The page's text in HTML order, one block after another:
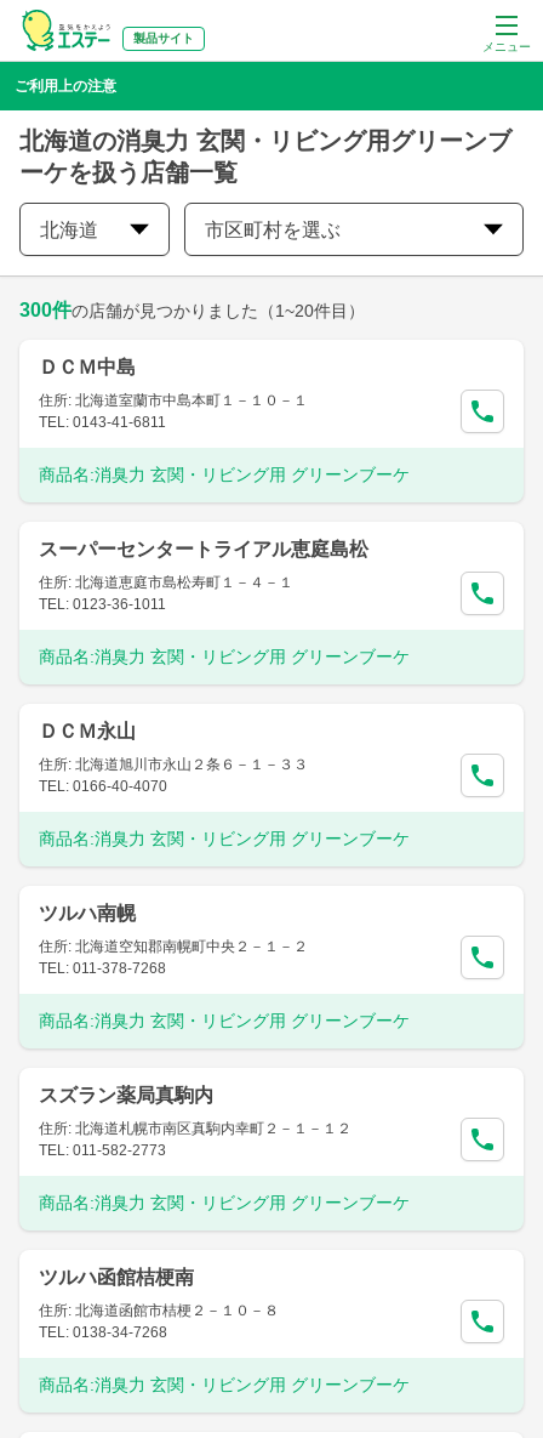
メニュー
製品サイト
ご利用上の注意
北海道の消臭力 玄関・リビング用グリーンブ
ーケを扱う店舗一覧
北海道 市区町村を選ぶ
300件の店舗が見つかりました （1~20件目）
ＤＣＭ中島
住所: 北海道室蘭市中島本町１－１０－１
TEL: 0143-41-6811
商品名:消臭力 玄関・リビング用 グリーンブーケ
スーパーセンタートライアル恵庭島松
住所: 北海道恵庭市島松寿町１－４－１
TEL: 0123-36-1011
商品名:消臭力 玄関・リビング用 グリーンブーケ
ＤＣＭ永山
住所: 北海道旭川市永山２条６－１－３３
TEL: 0166-40-4070
商品名:消臭力 玄関・リビング用 グリーンブーケ
ツルハ南幌
住所: 北海道空知郡南幌町中央２－１－２
TEL: 011-378-7268
商品名:消臭力 玄関・リビング用 グリーンブーケ
スズラン薬局真駒内
住所: 北海道札幌市南区真駒内幸町２－１－１２
TEL: 011-582-2773
商品名:消臭力 玄関・リビング用 グリーンブーケ
ツルハ函館桔梗南
住所: 北海道函館市桔梗２－１０－８
TEL: 0138-34-7268
商品名:消臭力 玄関・リビング用 グリーンブーケ